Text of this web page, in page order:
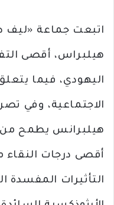
اتبعت جماعة «ليف
هيلبراس، أقصى
اليهودي، فيما
الاجتماعية، وفي
هيلبرانس يطمح من
أقصى درجات
التأثيرات المفسدة